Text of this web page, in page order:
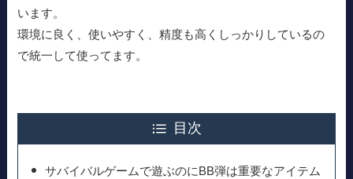
います。
環境に良く、使いやすく、精度も高くしっかりしているの
で統一して使ってます。
目次
サバイバルゲームで遊ぶのにBB弾は重要なアイテム